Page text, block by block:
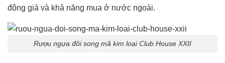
động giá và khả năng mua ở nước ngoài.
Rượu ngựa đôi song mã kim loại Club House XXII